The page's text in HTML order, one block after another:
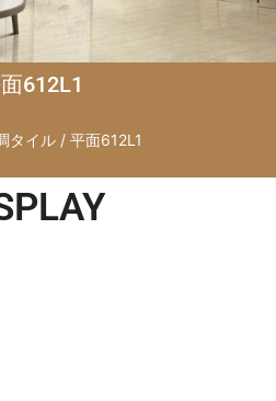
612L1
タイル / 平面612L1